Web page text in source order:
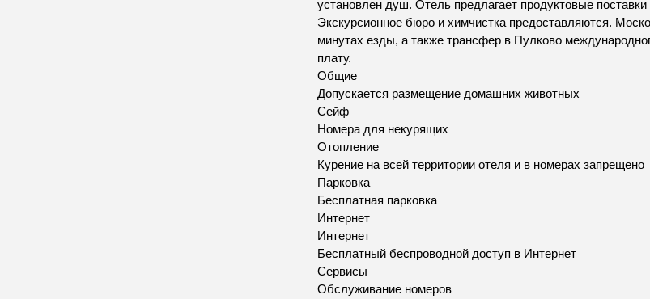
установлен душ. Отель предлагает продуктовые
Экскурсионное бюро и химчистка предоставляются.
минутах езды, а также трансфер в Пулково
плату.
Общие
Допускается размещение домашних животных
Сейф
Номера для некурящих
Отопление
Курение на всей территории отеля и в номерах запрещено
Парковка
Бесплатная парковка
Интернет
Интернет
Бесплатный беспроводной доступ в Интернет
Сервисы
Обслуживание номеров